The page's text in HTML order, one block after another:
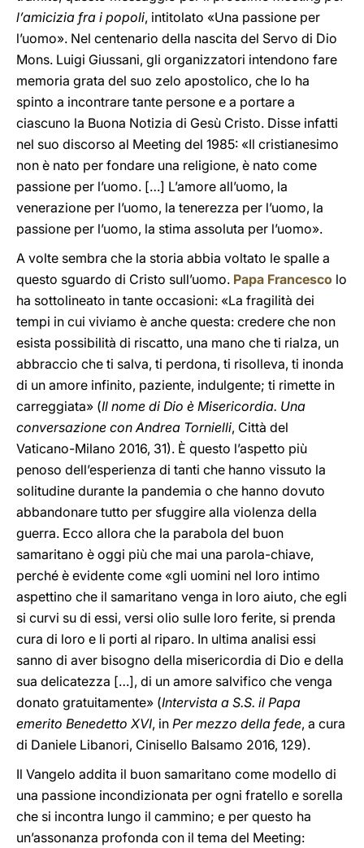
l’amicizia fra i popoli, intitolato «Una passione per
l’uomo». Nel centenario della nascita del Servo di Dio
Mons. Luigi Giussani, gli organizzatori intendono fare
memoria grata del suo zelo apostolico, che lo ha
spinto a incontrare tante persone e a portare a
ciascuno la Buona Notizia di Gesù Cristo. Disse infatti
nel suo discorso al Meeting del 1985: «Il cristianesimo
non è nato per fondare una religione, è nato come
passione per l’uomo. […] L’amore all’uomo, la
venerazione per l’uomo, la tenerezza per l’uomo, la
passione per l’uomo, la stima assoluta per l’uomo».
A volte sembra che la storia abbia voltato le spalle a
questo sguardo di Cristo sull’uomo. Papa Francesco lo
ha sottolineato in tante occasioni: «La fragilità dei
tempi in cui viviamo è anche questa: credere che non
esista possibilità di riscatto, una mano che ti rialza, un
abbraccio che ti salva, ti perdona, ti risolleva, ti inonda
di un amore infinito, paziente, indulgente; ti rimette in
carreggiata» (Il nome di Dio è Misericordia. Una
conversazione con Andrea Tornielli, Città del
Vaticano-Milano 2016, 31). È questo l’aspetto più
penoso dell’esperienza di tanti che hanno vissuto la
solitudine durante la pandemia o che hanno dovuto
abbandonare tutto per sfuggire alla violenza della
guerra. Ecco allora che la parabola del buon
samaritano è oggi più che mai una parola-chiave,
perché è evidente come «gli uomini nel loro intimo
aspettino che il samaritano venga in loro aiuto, che egli
si curvi su di essi, versi olio sulle loro ferite, si prenda
cura di loro e li porti al riparo. In ultima analisi essi
sanno di aver bisogno della misericordia di Dio e della
sua delicatezza […], di un amore salvifico che venga
donato gratuitamente» (Intervista a S.S. il Papa
emerito Benedetto XVI, in Per mezzo della fede, a cura
di Daniele Libanori, Cinisello Balsamo 2016, 129).
Il Vangelo addita il buon samaritano come modello di
una passione incondizionata per ogni fratello e sorella
che si incontra lungo il cammino; e per questo ha
un’assonanza profonda con il tema del Meeting: